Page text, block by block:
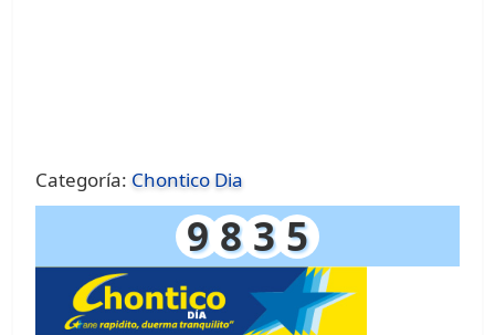
Categoría: Chontico Dia
9 8 3 5